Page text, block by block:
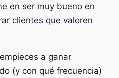
en ser muy bueno en
clientes que valoren
a ganar
(y con qué frecuencia)